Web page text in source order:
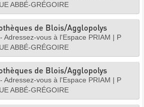
ABBÉ-GRÉGOIRE
de Blois/Agglopolys
Adressez-vous à l'Espace PRIAM | P
ABBÉ-GRÉGOIRE
de Blois/Agglopolys
Adressez-vous à l'Espace PRIAM | P
ABBÉ-GRÉGOIRE